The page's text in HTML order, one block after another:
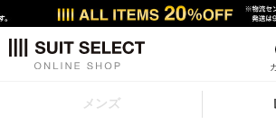
メンズ